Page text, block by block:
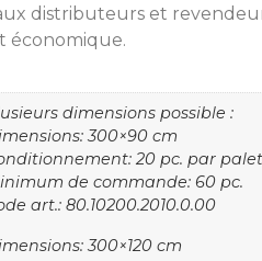
distributeurs et
économique.
dimensions possible :
300×90 cm
20 pc. par
de commande: 60 pc.
art.: 80.10200.2010.0.00
300×120 cm